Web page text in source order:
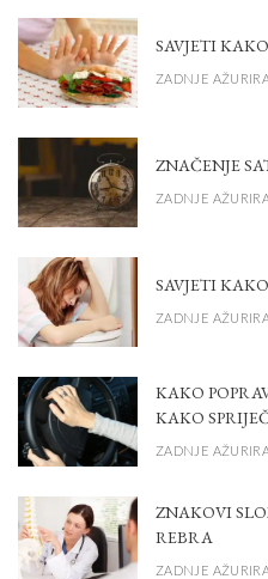
SAVJETI
ZADNJE
ZNAČENJE
ZADNJE
SAVJETI
ZADNJE
KAKO
KAKO
ZADNJE
ZNAKOVI
REBRA
ZADNJE